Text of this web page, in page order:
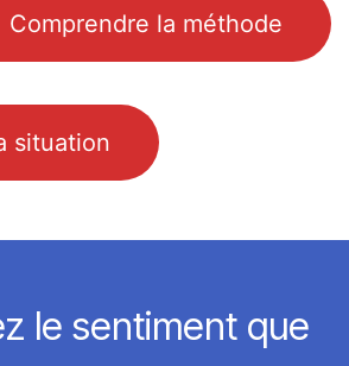
Comprendre la​​​​​​​​​​​​​​​​​​​​ méthode
situation
le sentiment que